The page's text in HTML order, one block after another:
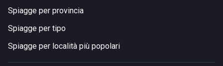
Spiagge per provincia
Spiagge per tipo
Spiagge per località più popolari